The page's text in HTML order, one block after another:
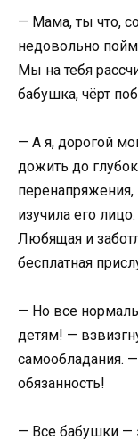
— Мама, ты что,
недовольно
Мы на тебя
бабушка, чёрт
— А я, дорогой
дожить до
изучила его
Любящая и
бесплатная
— Но все
детям! —
самообладания.
обязанность!
— Все бабушки —